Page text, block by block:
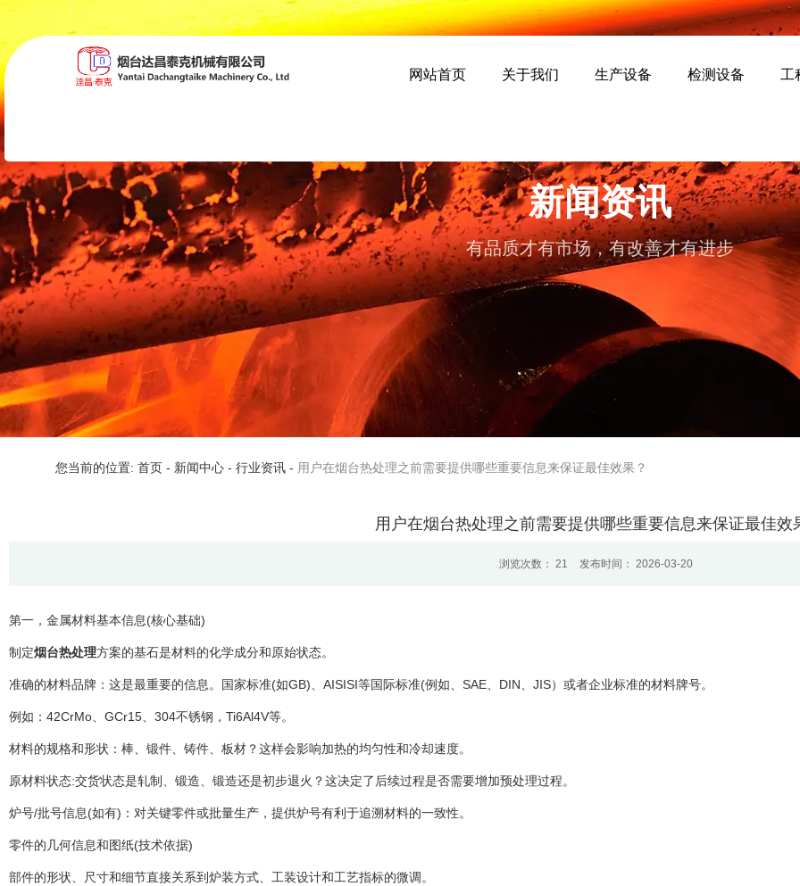
网站首页 关于我们 生产设备 检测设备 工
新闻资讯
有品质才有市场，有改善才有进步
您当前的位置: 首页 - 新闻中心 - 行业资讯 - 用户在烟台热处理之前需要提供哪些重要信息来保证最佳效果？
用户在烟台热处理之前需要提供哪些重要信息来保证最佳效
浏览次数： 21 发布时间： 2026-03-20
第一，金属材料基本信息(核心基础)
制定烟台热处理方案的基石是材料的化学成分和原始状态。
准确的材料品牌：这是最重要的信息。国家标准(如GB)、AISISI等国际标准(例如、SAE、DIN、JIS）或者企业标准的材料牌号。
例如：42CrMo、GCr15、304不锈钢，Ti6Al4V等。
材料的规格和形状：棒、锻件、铸件、板材？这样会影响加热的均匀性和冷却速度。
原材料状态:交货状态是轧制、锻造、锻造还是初步退火？这决定了后续过程是否需要增加预处理过程。
炉号/批号信息(如有)：对关键零件或批量生产，提供炉号有利于追溯材料的一致性。
零件的几何信息和图纸(技术依据)
部件的形状、尺寸和细节直接关系到炉装方式、工装设计和工艺指标的微调。